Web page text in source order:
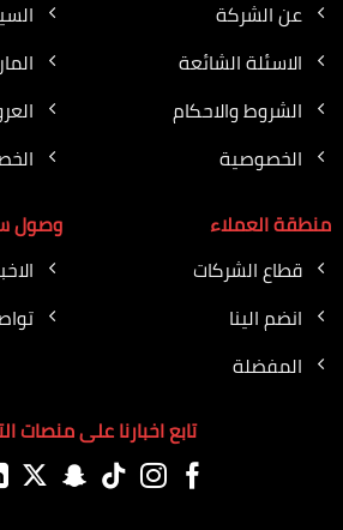
عن الشركة
الاسئلة الشائعة
الشروط والاحكام
الخصوصية
منطقة العملاء
قطاع الشركات
انضم الينا
المفضلة
وصول
تابع اخبارنا على منصات